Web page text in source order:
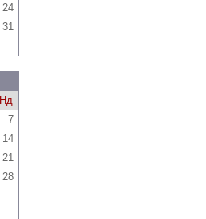
24
31
Нд
7
14
21
28